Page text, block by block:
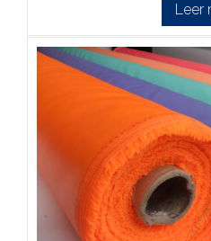
Leer